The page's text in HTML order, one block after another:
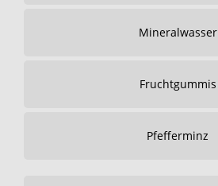
Mineralwasser
Fruchtgummis
Pfefferminz